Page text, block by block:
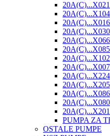
20A(C)...X021
20A(C)...X104
20A(C)...X030
20A(C)...X066
20A(C)...X102
20A(C)...X007
20A(C)...X224
20A(C)...X205
20A(C)...X086
20A(C)...X080
20A(C)...X201
PUMPA ZA
OSTALE PUMPE